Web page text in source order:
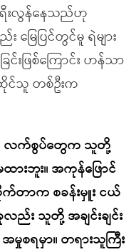
ရီးလွန်နေသည်ဟု
ြေပြင်တွင်မူ ရဲများ
င်းဖြစ်ကြောင်း ဟန်သာ
င်သူ တစ်ဦးက
တွေ လက်စွပ်တွေက သူတို့
းဘူး။ အကုန်ဖြောင်
တာက စခန်းမှူး ငယ်
ည်း သူတို့ အချင်းချင်း
မှုစရမှာ။ တရားသူကြီး